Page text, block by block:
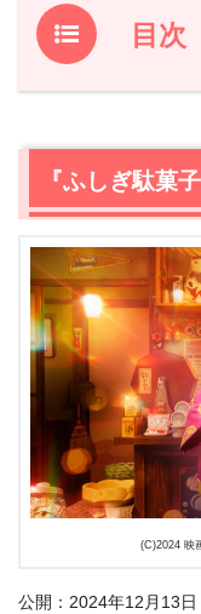
目次
1.『ふしぎ駄菓子
2.1 幸運なお客
2.2新米教師の
2.42つの駄菓子
2.5虹色水あめ
2.6 煙の中へ、
2.7幸せになる
【ネタバレ】
3.1 欲望と向き
3.2天海祐希と
3.3現代社会へ
め
『ふしぎ駄菓
(C)2024 映
公開：2024年12月13日